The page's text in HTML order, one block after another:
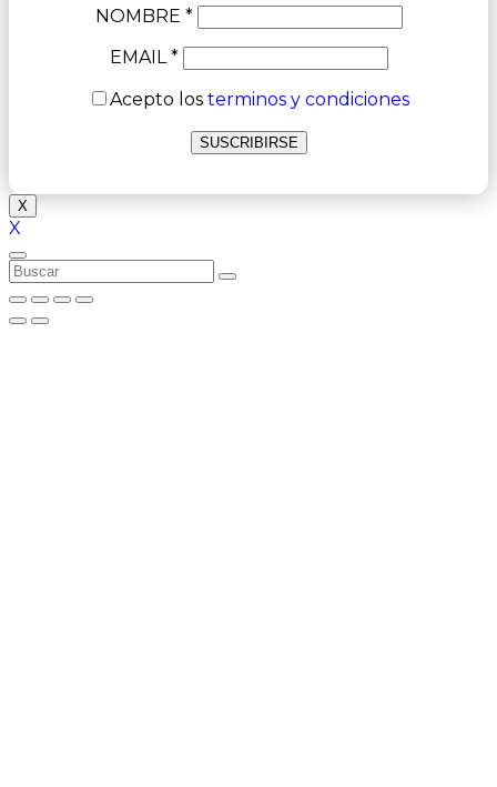
NOMBRE *
EMAIL *
Acepto los terminos y condiciones
X
X